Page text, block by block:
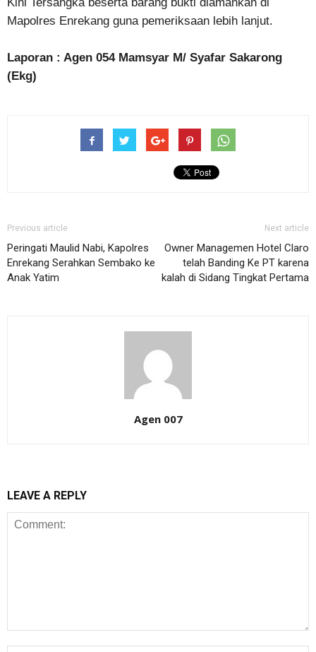
Mapolres Enrekang guna pemeriksaan lebih lanjut.
Laporan : Agen 054 Mamsyar M/ Syafar Sakarong
(Ekg)
Previous article
Peringati Maulid Nabi, Kapolres
Enrekang Serahkan Sembako ke
Anak Yatim
Next article
Owner Managemen Hotel Claro
telah Banding Ke PT karena
kalah di Sidang Tingkat Pertama
Agen 007
LEAVE A REPLY